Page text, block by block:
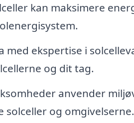
kan maksimere
med ekspertise i
og dit tag.
anvender
solceller og omgivelserne.